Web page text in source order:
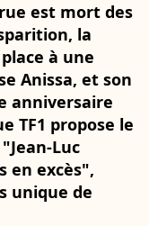
est mort des
la
à une
Anissa, et son
anniversaire
TF1 propose le
Luc
en excès",
unique de